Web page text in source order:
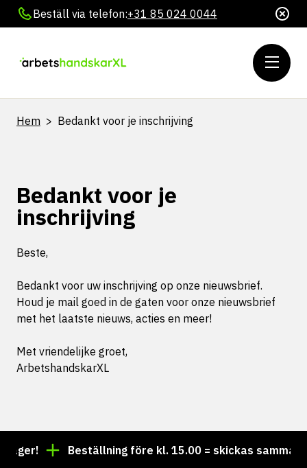
Beställ via telefon:+31 85 024 0044
Hem > Bedankt voor je inschrijving
Bedankt voor je
inschrijving
Beste,
Bedankt voor uw inschrijving op onze nieuwsbrief.
Houd je mail goed in de gaten voor onze nieuwsbrief
met het laatste nieuws, acties en meer!
Met vriendelijke groet,
ArbetshandskarXL
Beställning före kl. 15.00 = skickas samma